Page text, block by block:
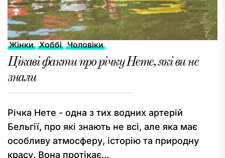
Жінки Хоббі Чоловіки
Цікаві факти про річку Нете, які ви не
знали
Річка Нете - одна з тих водних артерій
Бельгії, про які знають не всі, але яка має
особливу атмосферу, історію та природну
красу. Вона протікає...